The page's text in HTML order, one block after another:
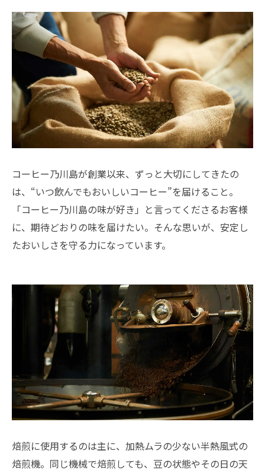
コーヒー乃川島が創業以来、ずっと大切にしてきたの
は、“いつ飲んでもおいしいコーヒー”を届けること。
「コーヒー乃川島の味が好き」と言ってくださるお客様
に、期待どおりの味を届けたい。そんな思いが、安定し
たおいしさを守る力になっています。
焙煎に使用するのは主に、加熱ムラの少ない半熱風式の
焙煎機。同じ機械で焙煎しても、豆の状態やその日の天